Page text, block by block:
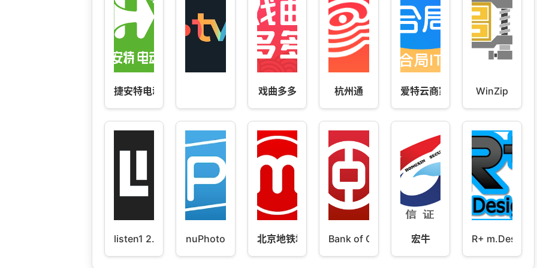
捷安特电动车 戏曲多多 杭州通 爱特云商家端 WinZip
listen1 2.84 nuPhoto 北京地铁地图 Bank of China 宏牛 R+ m.Design